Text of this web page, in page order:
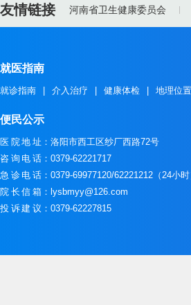
友情链接 河南省卫生健康委员会
就医指南
就诊指南 介入治疗 健康体检 地理位置
便民公示
医院地址 ：洛阳市西工区纱厂西路72号
咨询电话 ：0379-62221717
急诊电话 ：0379-69977120/62221212（24小时
院长信箱 ：lysbmyy@126.com
投诉建议 ：0379-62227815